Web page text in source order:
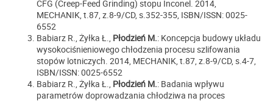
CFG (Creep-Feed Grinding) stopu Inconel. 2014,
MECHANIK, t.87, z.8-9/CD, s.352-355, ISBN/ISSN: 0025-
6552
Babiarz R., Żyłka Ł., Płodzień M.: Koncepcja budowy układu
wysokociśnieniowego chłodzenia procesu szlifowania
stopów lotniczych. 2014, MECHANIK, t.87, z.8-9/CD, s.4-7,
ISBN/ISSN: 0025-6552
Babiarz R., Żyłka Ł., Płodzień M.: Badania wpływu
parametrów doprowadzania chłodziwa na proces